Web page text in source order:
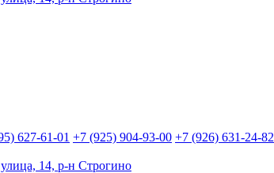
627-61-01 +7 (925) 904-93-00 +7 (926) 631-24-82
14, р-н Строгино